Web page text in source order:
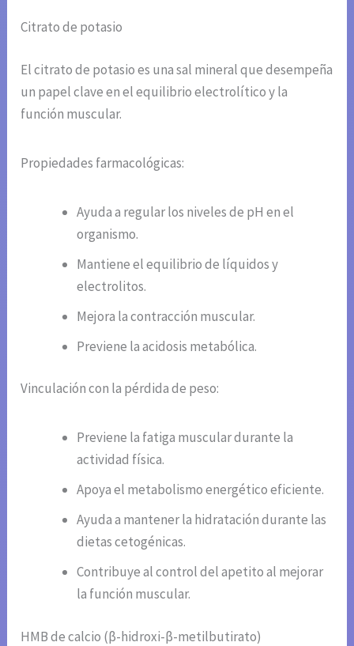
Citrato de potasio
El citrato de potasio es una sal mineral que desempeña
un papel clave en el equilibrio electrolítico y la
función muscular.
Propiedades farmacológicas:
Ayuda a regular los niveles de pH en el
organismo.
Mantiene el equilibrio de líquidos y
electrolitos.
Mejora la contracción muscular.
Previene la acidosis metabólica.
Vinculación con la pérdida de peso:
Previene la fatiga muscular durante la
actividad física.
Apoya el metabolismo energético eficiente.
Ayuda a mantener la hidratación durante las
dietas cetogénicas.
Contribuye al control del apetito al mejorar
la función muscular.
HMB de calcio (β-hidroxi-β-metilbutirato)